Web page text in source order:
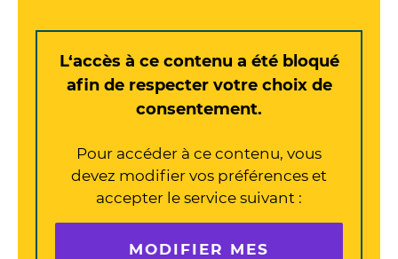
L‘accès à ce contenu a été bloqué
afin de respecter votre choix de
consentement.
Pour accéder à ce contenu, vous
devez modifier vos préférences et
accepter le service suivant :
MODIFIER MES